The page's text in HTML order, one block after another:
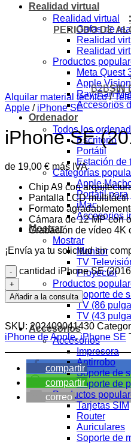
Realidad virtual
Realidad virtual
Gafas de
Realidad
Realidad
Productos
Meta Quest
Apple
Ray-Ban
Accesorios
Ordenador
Todos los
Escritorio
Portátil
Estación de
Categorías
Apple
Portátil para
iMac
Accesorios
Mostrar
Mostrar
Monitor
TV
Proyector
Productos
Soporte de
TV (86
TV (43
Accesorios
Accesorios
Impresora
Antirrobo
Soporte de
Soporte de
Productos
Tarjetas SIM
Router
Auriculares
Soporte de
PERIODO DE
B2BSIN
Alquilar material técnico /
Apple / iPhone SE
iPhone SE
de 19,00 € más IVA
Chip A9 con
Pantalla LCD multitáctil
Formato
Cámara de 12 MP con
Grabación de vídeo 4K
¡Envía ya tu solicitud sin
cantidad iPhone SE
Añadir a la consulta
SKU: 202409041430
iPhone de Apple,iPhone SE
compartir
compartir
correo